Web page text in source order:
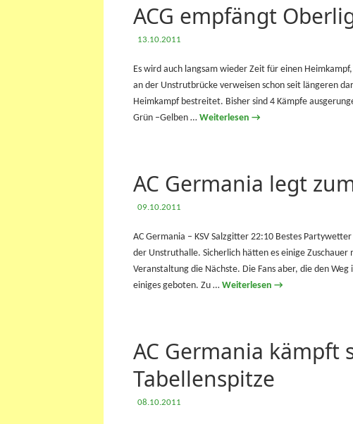
ACG empfängt
13.10.2011
Es wird auch langsam wieder Zeit für einen
an der Unstrutbrücke verweisen schon seit längeren
Heimkampf bestreitet. Bisher sind 4 Kämpfe
Grün –Gelben … Weiterlesen →
AC Germania legt
09.10.2011
AC Germania – KSV Salzgitter 22:10 Bestes
der Unstruthalle. Sicherlich hätten es einige
Veranstaltung die Nächste. Die Fans aber, die den
einiges geboten. Zu … Weiterlesen →
AC Germania kämpft
Tabellenspitze
08.10.2011